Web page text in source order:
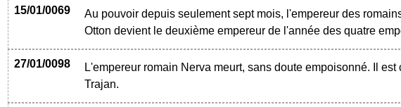
15/01/0069
Au pouvoir depuis seulement sept mois, l'empereur des
Otton devient le deuxième empereur de l'année des quatre
27/01/0098
L'empereur romain Nerva meurt, sans doute empoisonné. Il
Trajan.